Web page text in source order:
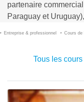
partenaire
Paraguay et
Entreprise & professionnel Cours de
Tous les cours